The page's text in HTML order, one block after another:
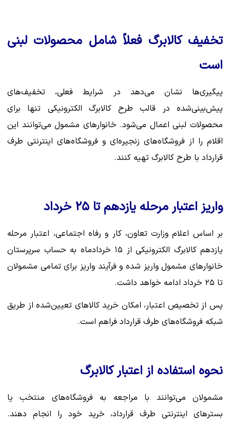
تخفیف کالابرگ فعلاً شامل محصولات لبنی
است
پیگیری‌ها نشان می‌دهد در شرایط فعلی، تخفیف‌های
پیش‌بینی‌شده در قالب طرح کالابرگ الکترونیکی تنها برای
محصولات لبنی اعمال می‌شود. خانوارهای مشمول می‌توانند این
اقلام را از فروشگاه‌های زنجیره‌ای و فروشگاه‌های اینترنتی طرف
قرارداد با طرح کالابرگ تهیه کنند.
واریز اعتبار مرحله یازدهم تا ۲۵ خرداد
بر اساس اعلام وزارت تعاون، کار و رفاه اجتماعی، اعتبار مرحله
یازدهم کالابرگ الکترونیکی از ۱۵ خردادماه به حساب سرپرستان
خانوارهای مشمول واریز شده و فرآیند واریز برای تمامی مشمولان
تا ۲۵ خرداد ادامه خواهد داشت.
پس از تخصیص اعتبار، امکان خرید کالاهای تعیین‌شده از طریق
شبکه فروشگاه‌های طرف قرارداد فراهم است.
نحوه استفاده از اعتبار کالابرگ
مشمولان می‌توانند با مراجعه به فروشگاه‌های منتخب یا
بسترهای اینترنتی طرف قرارداد، خرید خود را انجام دهند.